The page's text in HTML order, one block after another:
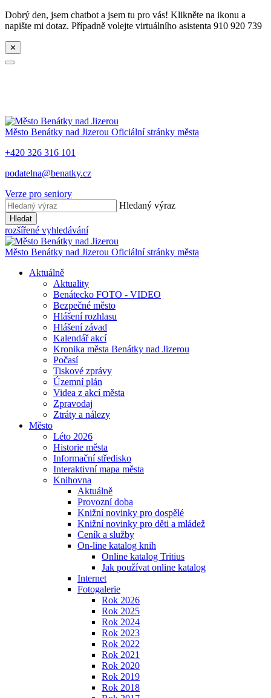
Dobrý den, jsem chatbot a jsem tu pro vás! Klikněte na ikonu a
napište mi dotaz. Případně volejte virtuálního asistenta 910 920 739
✕
Město Benátky nad Jizerou Oficiální stránky města
+420 326 316 101
podatelna@benatky.cz
Verze pro seniory
Hledaný výraz
Hledat
rozšířené vyhledávání
Město Benátky nad Jizerou Oficiální stránky města
Aktuálně
Aktuality
Benátecko FOTO - VIDEO
Bezpečné město
Hlášení rozhlasu
Hlášení závad
Kalendář akcí
Kronika města Benátky nad Jizerou
Počasí
Tiskové zprávy
Územní plán
Videa z akcí města
Zpravodaj
Ztráty a nálezy
Město
Léto 2026
Historie města
Informační středisko
Interaktivní mapa města
Knihovna
Aktuálně
Provozní doba
Knižní novinky pro dospělé
Knižní novinky pro děti a mládež
Ceník a služby
On-line katalog knih
Online katalog Tritius
Jak používat online katalog
Internet
Fotogalerie
Rok 2026
Rok 2025
Rok 2024
Rok 2023
Rok 2022
Rok 2021
Rok 2020
Rok 2019
Rok 2018